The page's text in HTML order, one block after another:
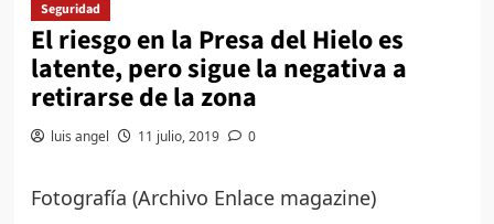
Seguridad
El riesgo en la Presa del Hielo es
latente, pero sigue la negativa a
retirarse de la zona
luis angel 11 julio, 2019 0
Fotografía (Archivo Enlace magazine)